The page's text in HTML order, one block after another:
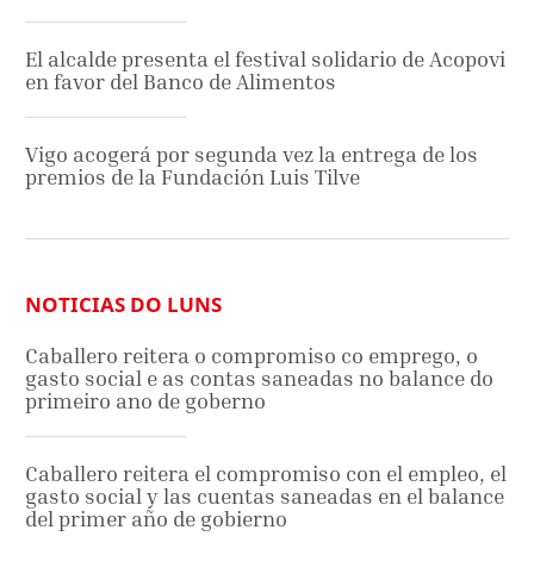
El alcalde presenta el festival solidario de Acopovi
en favor del Banco de Alimentos
Vigo acogerá por segunda vez la entrega de los
premios de la Fundación Luis Tilve
NOTICIAS DO LUNS
Caballero reitera o compromiso co emprego, o
gasto social e as contas saneadas no balance do
primeiro ano de goberno
Caballero reitera el compromiso con el empleo, el
gasto social y las cuentas saneadas en el balance
del primer año de gobierno